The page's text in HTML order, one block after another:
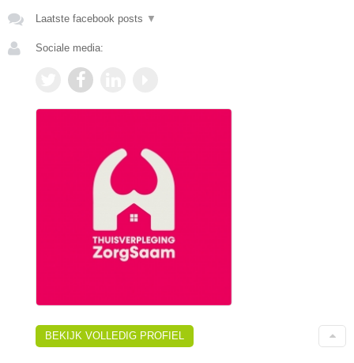
Laatste facebook posts ▼
Sociale media:
BEKIJK VOLLEDIG PROFIEL